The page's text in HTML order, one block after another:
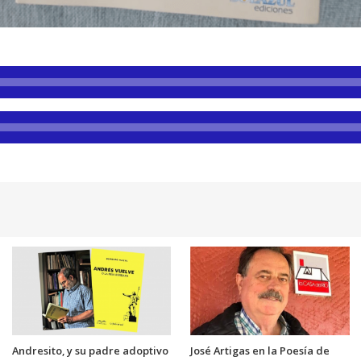
Andresito, y su padre adoptivo
José Artigas en la Poesía de